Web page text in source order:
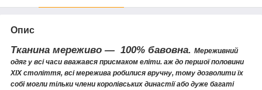
Опис
Тканина мереживо ― 100% бавовна. Мереживний
одяг у всі часи вважався присмаком еліти. аж до першої половини
XIX століття, всі мережива робилися вручну, тому дозволити їх
собі могли тільки члени королівських династії або дуже багаті